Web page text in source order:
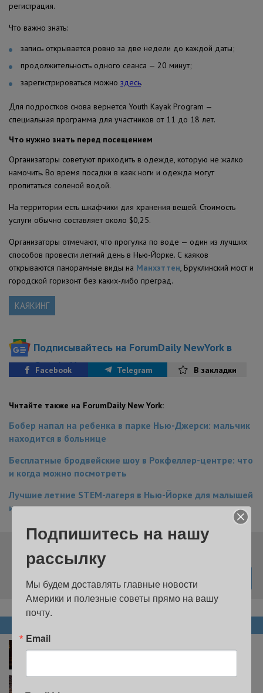
регистрация.
Что важно знать:
запись открывается ровно за две недели до каждой даты;
продолжительность одного сеанса — 20 минут;
зарегистрироваться можно здесь.
Для подростков снова вернется Youth Kayak Program —
специальная программа для участников от 11 до 18 лет.
Что нужно знать перед посещением
Организаторы советуют приходить в одежде, которую не жалко
намочить. Во время посадки в каяк ноги и одежда могут
пропитаться соленой водой.
На территории есть шкафчики для хранения вещей. Стоимость
услуги обычно составляет около $0,25.
Организаторы отмечают, что прогулка по воде — один из лучших
способов провести летний день в Нью-Йорке. С каяков
открываются панорамные виды на Манхэттен, Бруклинский мост и
городской горизонт без каких-либо преград.
КАЯКИНГ
Подписывайтесь на ForumDaily NewYork в
Google News
Facebook Telegram В закладки
Читайте также на ForumDaily New York:
Бобер напал на ребенка в парке Нью-Джерси: мальчик
находится в больнице
Бесплатные бродвейские шоу в Рокфеллер-центре: что
и когда можно посмотреть
Лучшие летние STEM-лагеря в Нью-Йорке для малышей
и подростков
Kids’ Night on Broadway: дети смогут бесплатно
гастрономическая программа: в Квинсе пройдет
Подпишитесь на нашу
рассылку
Мы будем доставлять главные новости
Америки и полезные советы прямо на вашу
почту.
Email